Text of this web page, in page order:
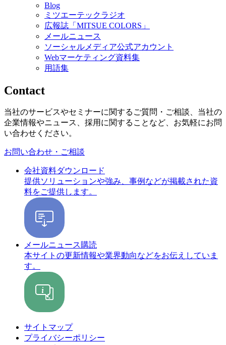
Blog
ミツエーテックラジオ
広報誌「MITSUE COLORS」
メールニュース
ソーシャルメディア公式アカウント
Webマーケティング資料集
用語集
Contact
当社のサービスやセミナーに関するご質問・ご相談、当社の
企業情報やニュース、採用に関することなど、お気軽にお問
い合わせください。
お問い合わせ・ご相談
会社資料ダウンロード
提供ソリューションや強み、事例などが掲載された資
料をご提供します。
メールニュース購読
本サイトの更新情報や業界動向などをお伝えしていま
す。
サイトマップ
プライバシーポリシー